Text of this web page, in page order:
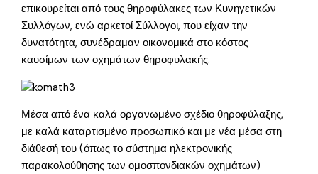
επικουρείται από τους θηροφύλακες των Κυνηγετικών
Συλλόγων, ενώ αρκετοί Σύλλογοι, που είχαν την
δυνατότητα, συνέδραμαν οικονομικά στο κόστος
καυσίμων των οχημάτων θηροφυλακής.
Μέσα από ένα καλά οργανωμένο σχέδιο θηροφύλαξης,
με καλά καταρτισμένο προσωπικό και με νέα μέσα στη
διάθεσή του (όπως το σύστημα ηλεκτρονικής
παρακολούθησης των ομοσπονδιακών οχημάτων)